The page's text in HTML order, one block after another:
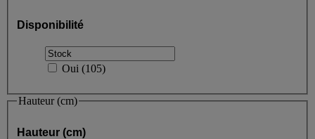
Disponibilité
Oui (105)
Hauteur (cm)
Hauteur (cm)